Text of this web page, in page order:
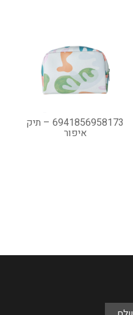
6941856958173 – תיק
איפור